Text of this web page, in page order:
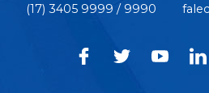
(17) 3405 9999 / 9990